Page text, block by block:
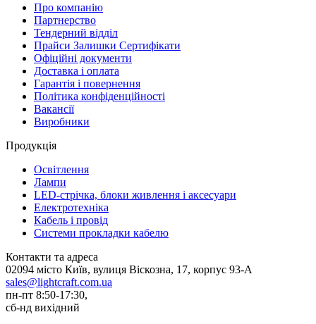
Про компанію
Партнерство
Тендерний відділ
Прайси Залишки Сертифікати
Офіційні документи
Доставка і оплата
Гарантія і повернення
Політика конфіденційності
Вакансії
Виробники
Продукція
Освітлення
Лампи
LED-стрічка, блоки живлення і аксесуари
Електротехніка
Кабель і провід
Системи прокладки кабелю
Контакти та адреса
02094 місто Київ, вулиця Віскозна, 17, корпус 93-А
sales@lightcraft.com.ua
пн-пт 8:50-17:30,
сб-нд вихідний